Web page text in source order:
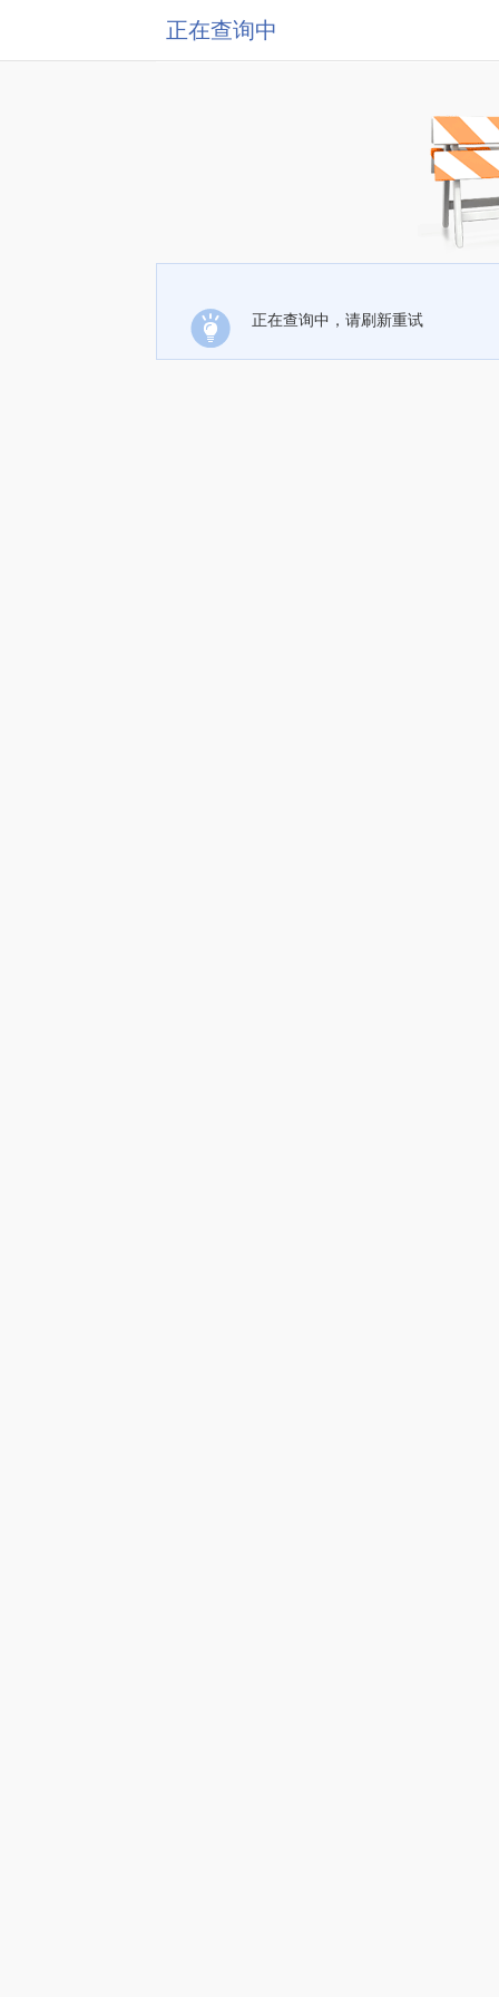
正在查询中
正在查询中，请刷新重试